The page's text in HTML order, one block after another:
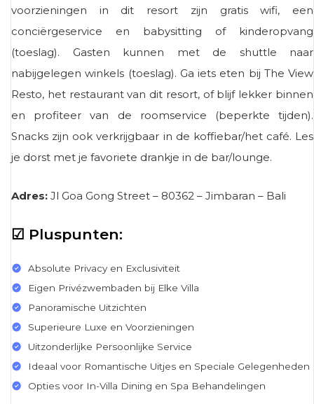
voorzieningen in dit resort zijn gratis wifi, een
conciërgeservice en babysitting of kinderopvang
(toeslag). Gasten kunnen met de shuttle naar
nabijgelegen winkels (toeslag). Ga iets eten bij The View
Resto, het restaurant van dit resort, of blijf lekker binnen
en profiteer van de roomservice (beperkte tijden).
Snacks zijn ook verkrijgbaar in de koffiebar/het café. Les
je dorst met je favoriete drankje in de bar/lounge.
Adres: Jl Goa Gong Street – 80362 – Jimbaran – Bali
☑ Pluspunten:
Absolute Privacy en Exclusiviteit
Eigen Privézwembaden bij Elke Villa
Panoramische Uitzichten
Superieure Luxe en Voorzieningen
Uitzonderlijke Persoonlijke Service
Ideaal voor Romantische Uitjes en Speciale Gelegenheden
Opties voor In-Villa Dining en Spa Behandelingen